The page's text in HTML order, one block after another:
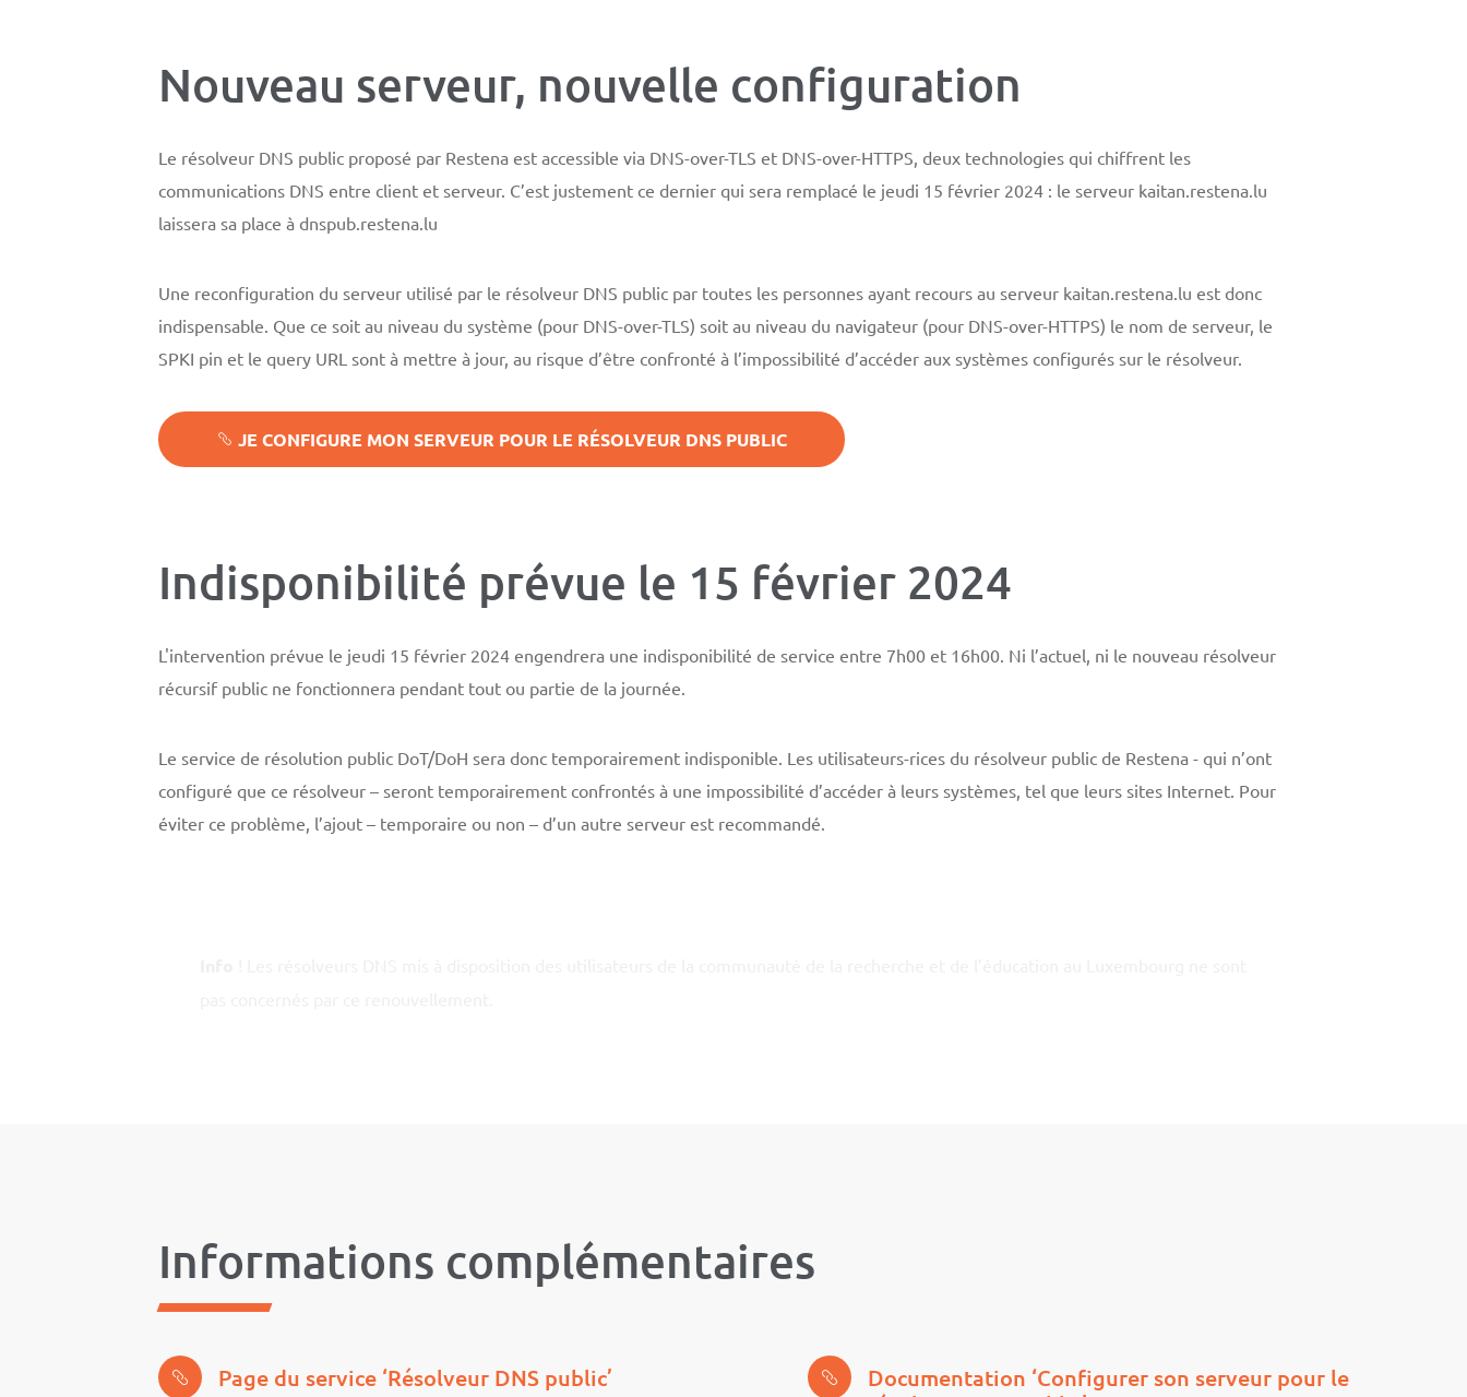
Nouveau serveur, nouvelle configuration
Le résolveur DNS public proposé par Restena est accessible via DNS-over-TLS et DNS-over-HTTPS, deux technologies qui chiffrent les
communications DNS entre client et serveur. C’est justement ce dernier qui sera remplacé le jeudi 15 février 2024 : le serveur kaitan.restena.lu
laissera sa place à dnspub.restena.lu
Une reconfiguration du serveur utilisé par le résolveur DNS public par toutes les personnes ayant recours au serveur kaitan.restena.lu est donc
indispensable. Que ce soit au niveau du système (pour DNS-over-TLS) soit au niveau du navigateur (pour DNS-over-HTTPS) le nom de serveur, le
SPKI pin et le query URL sont à mettre à jour, au risque d’être confronté à l’impossibilité d’accéder aux systèmes configurés sur le résolveur.
JE CONFIGURE MON SERVEUR POUR LE RÉSOLVEUR DNS PUBLIC
Indisponibilité prévue le 15 février 2024
L'intervention prévue le jeudi 15 février 2024 engendrera une indisponibilité de service entre 7h00 et 16h00. Ni l’actuel, ni le nouveau résolveur
récursif public ne fonctionnera pendant tout ou partie de la journée.
Le service de résolution public DoT/DoH sera donc temporairement indisponible. Les utilisateurs-rices du résolveur public de Restena - qui n’ont
configuré que ce résolveur – seront temporairement confrontés à une impossibilité d’accéder à leurs systèmes, tel que leurs sites Internet. Pour
éviter ce problème, l’ajout – temporaire ou non – d’un autre serveur est recommandé.
Informations complémentaires
Page du service ‘Résolveur DNS public’
Documentation ‘Configurer son serveur pour le